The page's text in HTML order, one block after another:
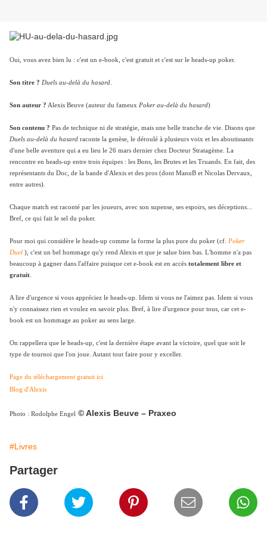
Oui, vous avez bien lu : c'est un e-book, c'est gratuit et c'est sur le heads-up poker.
Son titre ? Duels au-delà du hasard
Son auteur ? Alexis Beuve (auteur du fameux Poker au-delà du hasard)
Son contenu ? Pas de technique ni de stratégie, mais une belle tranche de vie. Disons que
Duels au-delà du hasard raconte la genèse, le déroulé à plusieurs voix et les aboutissants
d'une belle aventure qui a eu lieu le 26 mars dernier chez Docteur Stratagème. La
rencontre en heads-up entre trois équipes : les Bons, les Brutes et les Truands. En fait, des
représentants du Doc, de la bande d'Alexis et des pros (dont ManuB et Nicolas Dervaux,
entre autres).
Chaque match est raconté par les joueurs, avec son supense, ses espoirs, ses déceptions...
Bref, ce qui fait le sel du poker.
Pour moi qui considère le heads-up comme la forme la plus pure du poker (cf. Poker
Duel ), c'est un bel hommage qu'y rend Alexis et que je salue bien bas. L'homme n'a pas
beaucoup à gagner dans l'affaire puisque cet e-book est en accès totalement libre et
gratuit
A lire d'urgence si vous appréciez le heads-up. Idem si vous ne l'aimez pas. Idem si vous
n'y connaissez rien et voulez en savoir plus. Bref, à lire d'urgence pour tous, car cet e-
book est un hommage au poker au sens large.
On rappellera que le heads-up, c'est la dernière étape avant la victoire, quel que soit le
type de tournoi que l'on joue. Autant tout faire pour y exceller.
Page du téléchargement gratuit ici
Blog d'Alexis
Photo : Rodolphe Engel © Alexis Beuve – Praxeo
#Livres
Partager